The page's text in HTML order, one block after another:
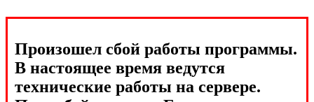
Произошел сбой работы программы.
В настоящее время ведутся
технические работы на сервере.